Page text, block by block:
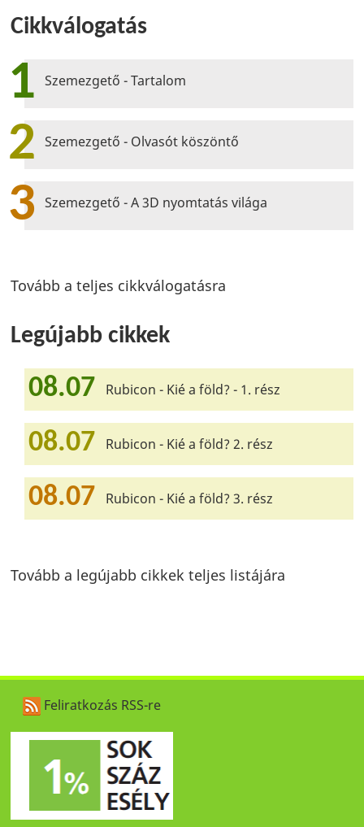
Cikkválogatás
1 Szemezgető - Tartalom
2 Szemezgető - Olvasót köszöntő
3 Szemezgető - A 3D nyomtatás világa
Tovább a teljes cikkválogatásra
Legújabb cikkek
08.07 Rubicon - Kié a föld? - 1. rész
08.07 Rubicon - Kié a föld? 2. rész
08.07 Rubicon - Kié a föld? 3. rész
Tovább a legújabb cikkek teljes listájára
Feliratkozás RSS-re